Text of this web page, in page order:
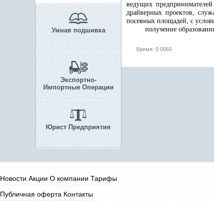
Умная подшивка
Экспортно-
Импортные Операции
Юрист Предприятия
ведущих
драйверных проектов,
посевных площадей, с
получение
Время: 0.0060
Новости Акции О компании Тарифы
Публичная оферта Контакты